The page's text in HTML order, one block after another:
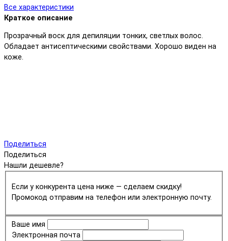
Все характеристики
Краткое описание
Прозрачный воск для депиляции тонких, светлых волос.
Обладает антисептическими свойствами. Хорошо виден на
коже.
Поделиться
Поделиться
Нашли дешевле?
Если у конкурента цена ниже — сделаем скидку!
Промокод отправим на телефон или электронную почту.
Ваше имя
Электронная почта